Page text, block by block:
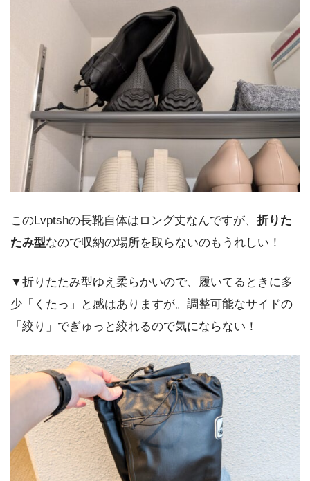
このLvptshの長靴自体はロング丈なんですが、 折りた
たみ型なので収納の場所を取らないのもうれしい！
▼折りたたみ型ゆえ柔らかいので、履いてるときに多
少「くたっ」と感はありますが。調整可能なサイドの
「絞り」でぎゅっと絞れるので気にならない！